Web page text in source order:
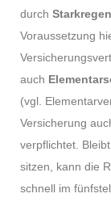
durch Starkregen
Voraussetzung
auch
(vgl.
Versicherung
verpflichtet.
sitzen, kann die
schnell im